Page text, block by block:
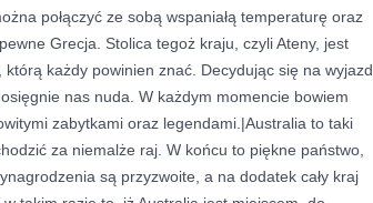
połączyć ze sobą wspaniałą temperaturę oraz
Grecja. Stolica tegoż kraju, czyli Ateny, jest
każdy powinien znać. Decydując się na wyjazd
nas nuda. W każdym momencie bowiem
zabytkami oraz legendami.|Australia to taki
za niemalże raj. W końcu to piękne państwo,
są przyzwoite, a na dodatek cały kraj